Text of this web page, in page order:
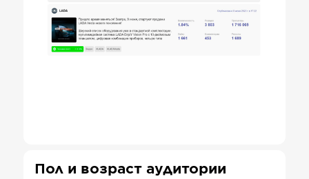
Пол и возраст аудитории